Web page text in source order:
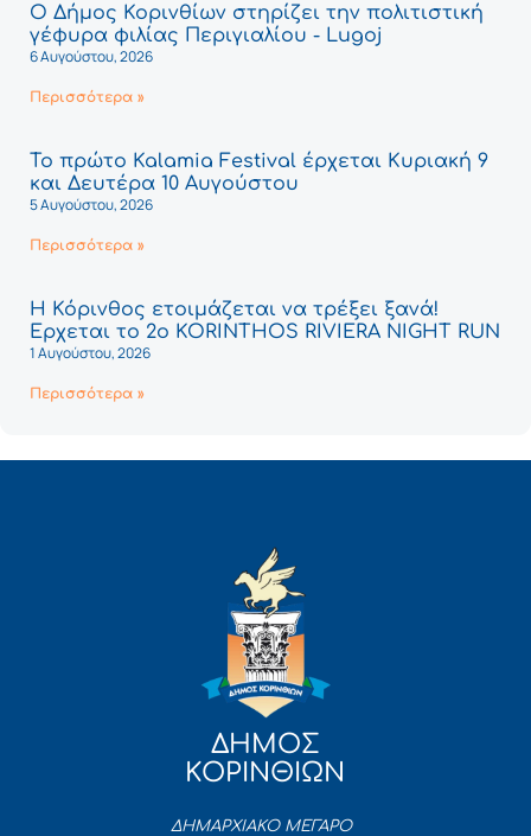
Ο Δήμος Κορινθίων στηρίζει την πολιτιστική
γέφυρα φιλίας Περιγιαλίου - Lugoj
6 Αυγούστου, 2026
Περισσότερα »
Το πρώτο Kalamia Festival έρχεται Κυριακή 9
και Δευτέρα 10 Αυγούστου
5 Αυγούστου, 2026
Περισσότερα »
Η Κόρινθος ετοιμάζεται να τρέξει ξανά!
Έρχεται το 2ο KORINTHOS RIVIERA NIGHT RUN
1 Αυγούστου, 2026
Περισσότερα »
ΔΗΜΟΣ
ΚΟΡΙΝΘΙΩΝ
ΔΗΜΑΡΧΙΑΚΟ ΜΕΓΑΡΟ